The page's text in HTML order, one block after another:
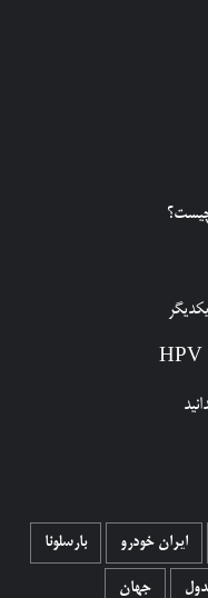
ایران خودرو بارسلونا
جهان